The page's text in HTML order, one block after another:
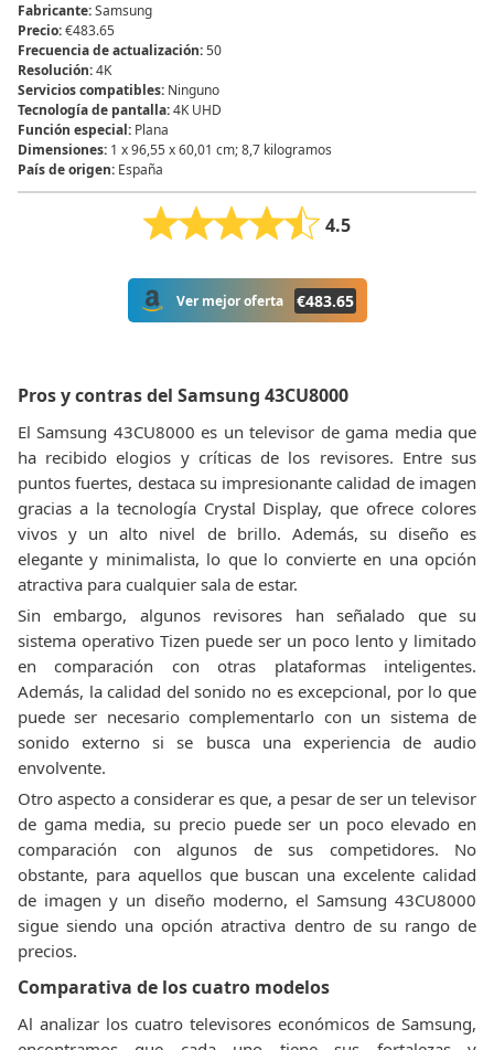
Fabricante:Samsung
Precio:€483.65
Frecuencia de actualización:50
Resolución:4K
Servicios compatibles: Ninguno
Tecnología de pantalla:4K UHD
Función especial: Plana
Dimensiones: 1 x 96,55 x 60,01 cm; 8,7 kilogramos
País de origen: España
4.5
Ver mejor oferta €483.65
Pros y contras del Samsung 43CU8000
El Samsung 43CU8000 es un televisor de gama media que
ha recibido elogios y críticas de los revisores. Entre sus
puntos fuertes, destaca su impresionante calidad de imagen
gracias a la tecnología Crystal Display, que ofrece colores
vivos y un alto nivel de brillo. Además, su diseño es
elegante y minimalista, lo que lo convierte en una opción
atractiva para cualquier sala de estar.
Sin embargo, algunos revisores han señalado que su
sistema operativo Tizen puede ser un poco lento y limitado
en comparación con otras plataformas inteligentes.
Además, la calidad del sonido no es excepcional, por lo que
puede ser necesario complementarlo con un sistema de
sonido externo si se busca una experiencia de audio
envolvente.
Otro aspecto a considerar es que, a pesar de ser un televisor
de gama media, su precio puede ser un poco elevado en
comparación con algunos de sus competidores. No
obstante, para aquellos que buscan una excelente calidad
de imagen y un diseño moderno, el Samsung 43CU8000
sigue siendo una opción atractiva dentro de su rango de
precios.
Comparativa de los cuatro modelos
Al analizar los cuatro televisores económicos de Samsung,